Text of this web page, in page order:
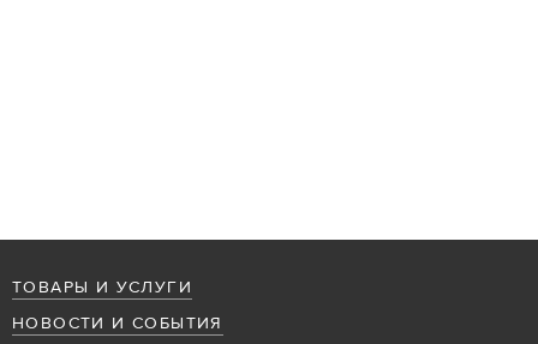
ТОВАРЫ И УСЛУГИ
НОВОСТИ И СОБЫТИЯ